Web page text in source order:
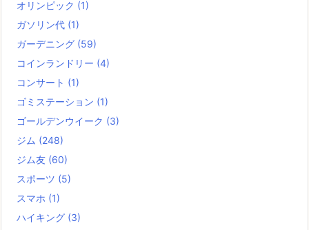
オリンピック (1)
ガソリン代 (1)
ガーデニング (59)
コインランドリー (4)
コンサート (1)
ゴミステーション (1)
ゴールデンウイーク (3)
ジム (248)
ジム友 (60)
スポーツ (5)
スマホ (1)
ハイキング (3)